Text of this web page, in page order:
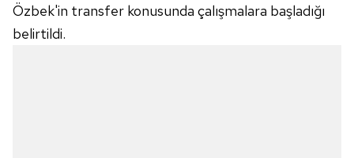
Özbek'in transfer konusunda çalışmalara başladığı
belirtildi.